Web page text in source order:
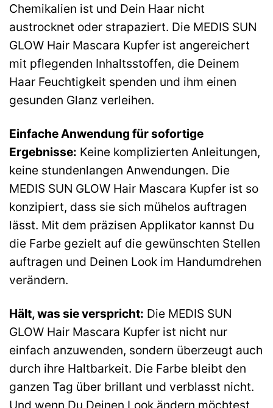
Chemikalien ist und Dein Haar nicht
austrocknet oder strapaziert. Die MEDIS SUN
GLOW Hair Mascara Kupfer ist angereichert
mit pflegenden Inhaltsstoffen, die Deinem
Haar Feuchtigkeit spenden und ihm einen
gesunden Glanz verleihen.
Einfache Anwendung für sofortige
Ergebnisse: Keine komplizierten Anleitungen,
keine stundenlangen Anwendungen. Die
MEDIS SUN GLOW Hair Mascara Kupfer ist so
konzipiert, dass sie sich mühelos auftragen
lässt. Mit dem präzisen Applikator kannst Du
die Farbe gezielt auf die gewünschten Stellen
auftragen und Deinen Look im Handumdrehen
verändern.
Hält, was sie verspricht: Die MEDIS SUN
GLOW Hair Mascara Kupfer ist nicht nur
einfach anzuwenden, sondern überzeugt auch
durch ihre Haltbarkeit. Die Farbe bleibt den
ganzen Tag über brillant und verblasst nicht.
Und wenn Du Deinen Look ändern möchtest,